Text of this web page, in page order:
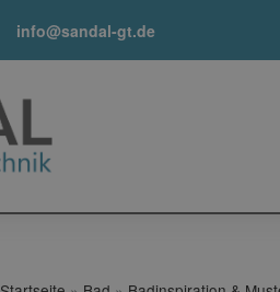
info@sandal-gt.de